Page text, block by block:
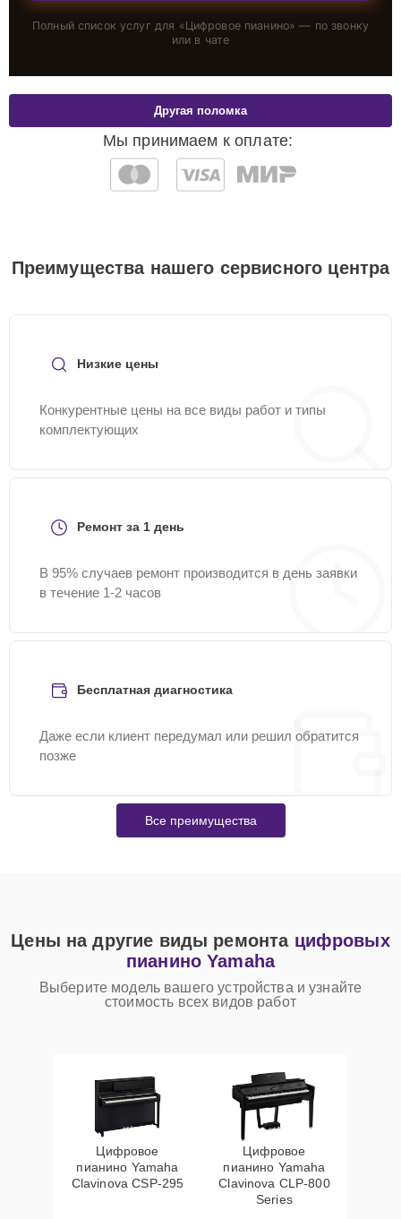
Полный список услуг для «Цифровое пианино» — по звонку
или в чате
Мы принимаем к оплате:
Другая поломка
Преимущества нашего сервисного центра
Низкие цены
Конкурентные цены на все виды работ и типы
комплектующих
Ремонт за 1 день
В 95% случаев ремонт производится в день заявки
в течение 1-2 часов
Бесплатная диагностика
Даже если клиент передумал или решил обратится
позже
Все преимущества
Цены на другие виды ремонта цифровых
пианино Yamaha
Выберите модель вашего устройства и узнайте
стоимость всех видов работ
Цифровое
пианино Yamaha
Clavinova CSP-295
Цифровое
пианино Yamaha
Clavinova CLP-800
Series